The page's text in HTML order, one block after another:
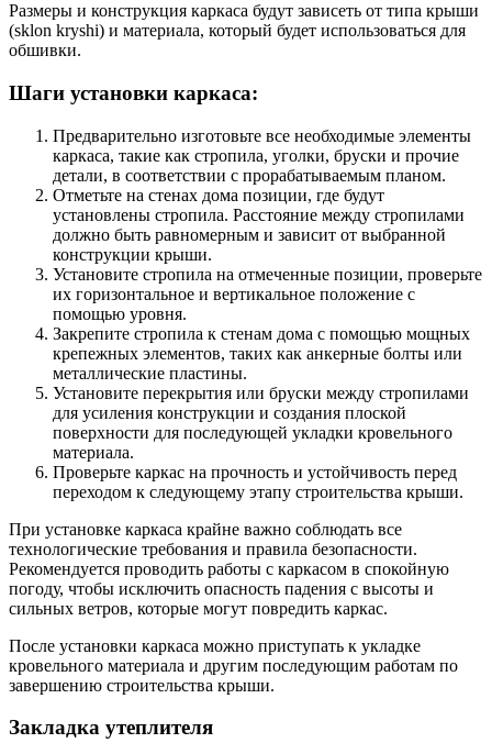
Размеры и конструкция каркаса будут зависеть от типа крыши
(sklon kryshi) и материала, который будет использоваться для
обшивки.
Шаги установки каркаса:
Предварительно изготовьте все необходимые элементы
каркаса, такие как стропила, уголки, бруски и прочие
детали, в соответствии с прорабатываемым планом.
Отметьте на стенах дома позиции, где будут
установлены стропила. Расстояние между стропилами
должно быть равномерным и зависит от выбранной
конструкции крыши.
Установите стропила на отмеченные позиции, проверьте
их горизонтальное и вертикальное положение с
помощью уровня.
Закрепите стропила к стенам дома с помощью мощных
крепежных элементов, таких как анкерные болты или
металлические пластины.
Установите перекрытия или бруски между стропилами
для усиления конструкции и создания плоской
поверхности для последующей укладки кровельного
материала.
Проверьте каркас на прочность и устойчивость перед
переходом к следующему этапу строительства крыши.
При установке каркаса крайне важно соблюдать все
технологические требования и правила безопасности.
Рекомендуется проводить работы с каркасом в спокойную
погоду, чтобы исключить опасность падения с высоты и
сильных ветров, которые могут повредить каркас.
После установки каркаса можно приступать к укладке
кровельного материала и другим последующим работам по
завершению строительства крыши.
Закладка утеплителя